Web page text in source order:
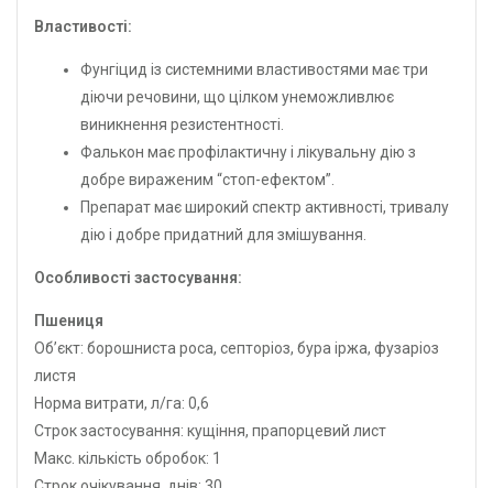
Властивості:
Фунгіцид із системними властивостями має три
діючи речовини, що цілком унеможливлює
виникнення резистентності.
Фалькон має профілактичну і лікувальну дію з
добре вираженим “стоп-ефектом”.
Препарат має широкий спектр активності, тривалу
дію і добре придатний для змішування.
Особливості застосування:
Пшениця
Об’єкт: борошниста роса, септоріоз, бура іржа, фузаріоз
листя
Норма витрати, л/га: 0,6
Строк застосування: кущіння, прапорцевий лист
Макс. кількість обробок: 1